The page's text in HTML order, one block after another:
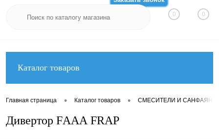
0 0
Каталог товаров
Главная страница • Каталог товаров • СМЕСИТЕЛИ И САНФАЯНС
Дивертор FААА FRAP